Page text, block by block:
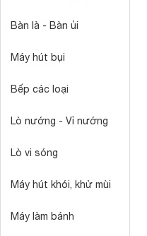
Bàn là - Bàn ủi
Máy hút bụi
Bếp các loại
Lò nướng - Vỉ nướng
Lò vi sóng
Máy hút khói, khử mùi
Máy làm bánh